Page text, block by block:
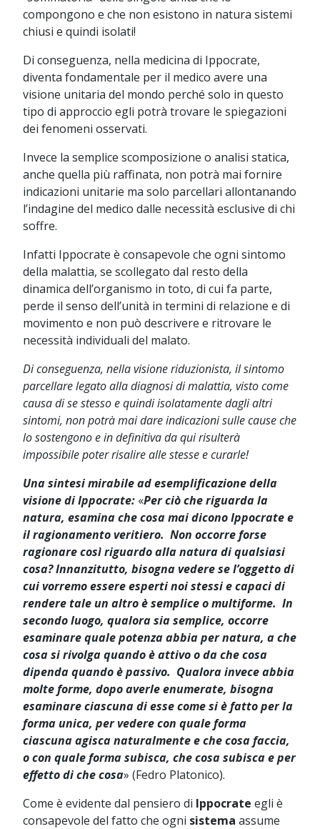
compongono e che non esistono in natura sistemi
chiusi e quindi isolati!
Di conseguenza, nella medicina di Ippocrate,
diventa fondamentale per il medico avere una
visione unitaria del mondo perché solo in questo
tipo di approccio egli potrà trovare le spiegazioni
dei fenomeni osservati.
Invece la semplice scomposizione o analisi statica,
anche quella più raffinata, non potrà mai fornire
indicazioni unitarie ma solo parcellari allontanando
l’indagine del medico dalle necessità esclusive di chi
soffre.
Infatti Ippocrate è consapevole che ogni sintomo
della malattia, se scollegato dal resto della
dinamica dell’organismo in toto, di cui fa parte,
perde il senso dell’unità in termini di relazione e di
movimento e non può descrivere e ritrovare le
necessità individuali del malato.
Di conseguenza, nella visione riduzionista, il sintomo
parcellare legato alla diagnosi di malattia, visto come
causa di se stesso e quindi isolatamente dagli altri
sintomi, non potrà mai dare indicazioni sulle cause che
lo sostengono e in definitiva da qui risulterà
impossibile poter risalire alle stesse e curarle!
Una sintesi mirabile ad esemplificazione della
visione di Ippocrate: «Per ciò che riguarda la
natura, esamina che cosa mai dicono Ippocrate e
il ragionamento veritiero. Non occorre forse
ragionare così riguardo alla natura di qualsiasi
cosa? Innanzitutto, bisogna vedere se l’oggetto di
cui vorremo essere esperti noi stessi e capaci di
rendere tale un altro è semplice o multiforme. In
secondo luogo, qualora sia semplice, occorre
esaminare quale potenza abbia per natura, a che
cosa si rivolga quando è attivo o da che cosa
dipenda quando è passivo. Qualora invece abbia
molte forme, dopo averle enumerate, bisogna
esaminare ciascuna di esse come si è fatto per la
forma unica, per vedere con quale forma
ciascuna agisca naturalmente e che cosa faccia,
o con quale forma subisca, che cosa subisca e per
effetto di che cosa» (Fedro Platonico).
Come è evidente dal pensiero di Ippocrate egli è
consapevole del fatto che ogni sistema assume